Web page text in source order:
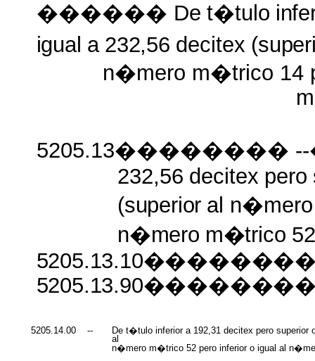
������ De t�tulo
igual a 232,56 decitex
n�mero m�trico 14
5205.13��������
232,56 decitex pero
(superior al n�mero
n�mero m�trico
5205.14.00 --
De t�tulo inferior a 192,31 decitex pero superior
al
n�mero m�trico 52 pero inferior o igual al